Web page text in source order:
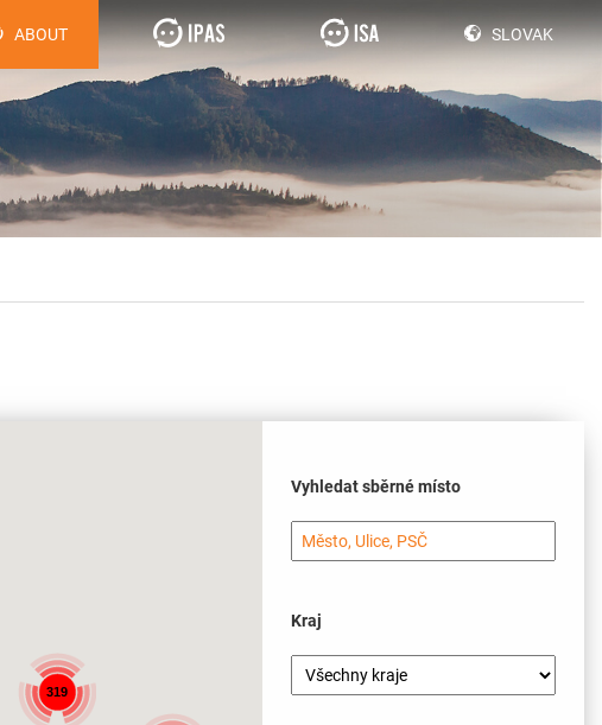
SLOVAK
ABOUT
319
Vyhledat sběrné místo
Kraj